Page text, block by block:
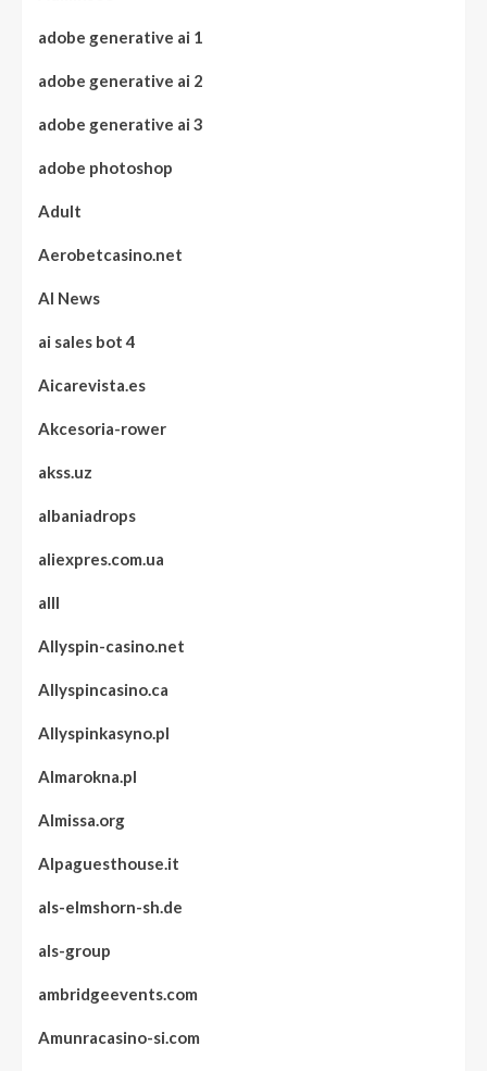
adobe generative ai 1
adobe generative ai 2
adobe generative ai 3
adobe photoshop
Adult
Aerobetcasino.net
AI News
ai sales bot 4
Aicarevista.es
Akcesoria-rower
akss.uz
albaniadrops
aliexpres.com.ua
alll
Allyspin-casino.net
Allyspincasino.ca
Allyspinkasyno.pl
Almarokna.pl
Almissa.org
Alpaguesthouse.it
als-elmshorn-sh.de
als-group
ambridgeevents.com
Amunracasino-si.com